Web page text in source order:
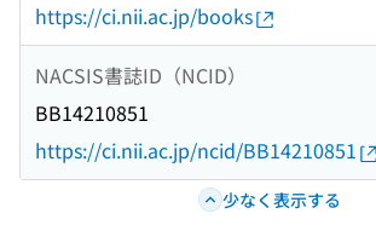
https://ci.nii.ac.jp/books
NACSIS書誌ID（NCID）
BB14210851
https://ci.nii.ac.jp/ncid/BB14210851
少なく表示する